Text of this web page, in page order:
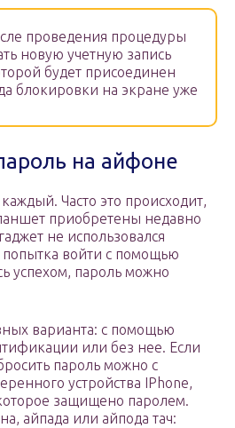
проведения процедуры
новую учетную запись
будет присоединен
блокировки на экране уже
на айфоне
Часто это происходит,
приобретены недавно
не использовался
попытка войти с помощью
успехом, пароль можно
варианта: с помощью
или без нее. Если
пароль можно с
устройства IPhone,
защищено паролем.
айпада или айпода тач: